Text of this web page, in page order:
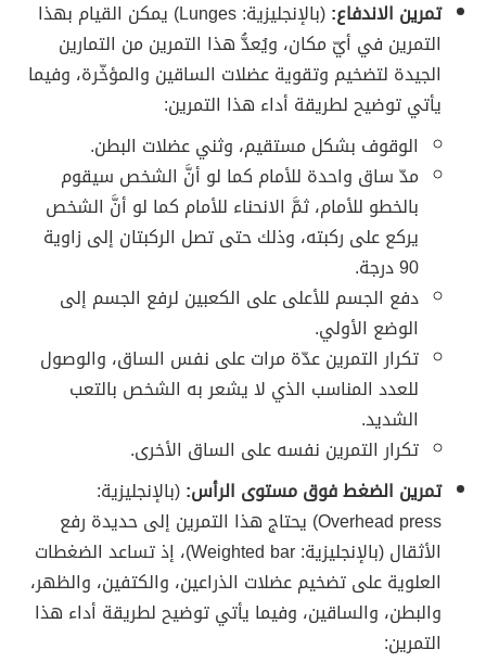
تمرين الاندفاع:
(بالإنجليزية: Lunges) يمكن القيام بهذا
التمرين في أيّ مكان، ويُعدُّ هذا التمرين من التمارين
الجيدة لتضخيم وتقوية عضلات الساقين والمؤخّرة، وفيما
يأتي توضيح لطريقة أداء هذا التمرين:
الوقوف بشكل مستقيم، وثني عضلات البطن.
مدّ ساق واحدة للأمام كما لو أنَّ الشخص سيقوم
بالخطو للأمام، ثمَّ الانحناء للأمام كما لو أنَّ الشخص
يركع على ركبته، وذلك حتى تصل الركبتان إلى زاوية
90 درجة.
دفع الجسم للأعلى على الكعبين لرفع الجسم إلى
الوضع الأولي.
تكرار التمرين عدّة مرات على نفس الساق، والوصول
للعدد المناسب الذي لا يشعر به الشخص بالتعب
الشديد.
تكرار التمرين نفسه على الساق الأخرى.
تمرين الضغط فوق مستوى الرأس:(بالإنجليزية:
Overhead press) يحتاج هذا التمرين إلى حديدة رفع
الأثقال (بالإنجليزية: Weighted bar)، إذ تساعد الضغطات
العلوية على تضخيم عضلات الذراعين، والكتفين، والظهر،
والبطن، والساقين، وفيما يأتي توضيح لطريقة أداء هذا
التمرين: